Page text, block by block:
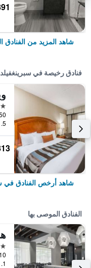
شاهد المزيد من الفنادق
فنادق رخيصة في سبرينغفيلد
3 نجوم
1.5 كيلومتر عن
شاهد أرخص الفنادق في
الفنادق الموصى بها
3 نجوم
1.1 كيلومتر